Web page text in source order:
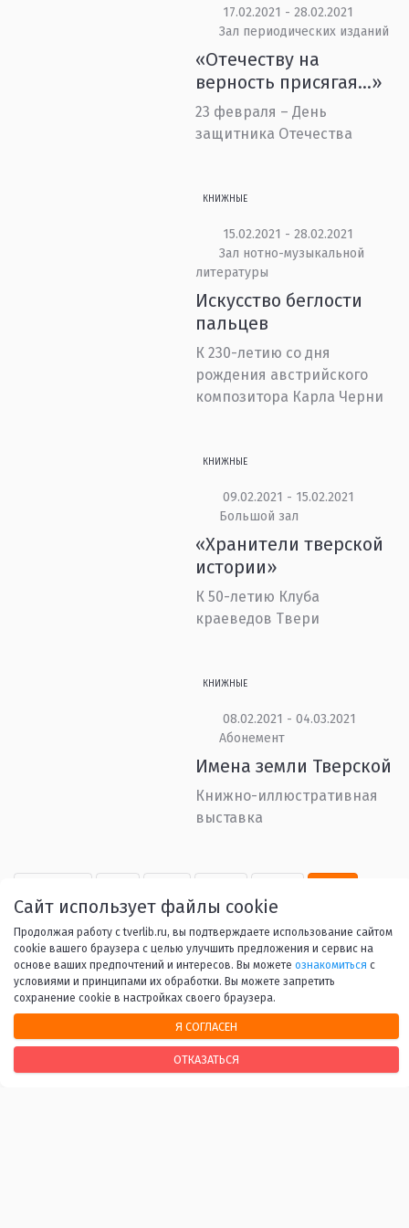
17.02.2021 - 28.02.2021
Зал периодических изданий
«Отечеству на
верность присягая...»
23 февраля – День
защитника Отечества
КНИЖНЫЕ
15.02.2021 - 28.02.2021
Зал нотно-музыкальной
литературы
Искусство беглости
пальцев
К 230-летию со дня
рождения австрийского
композитора Карла Черни
КНИЖНЫЕ
09.02.2021 - 15.02.2021
Большой зал
«Хранители тверской
истории»
К 50-летию Клуба
краеведов Твери
КНИЖНЫЕ
08.02.2021 - 04.03.2021
Абонемент
Имена земли Тверской
Книжно-иллюстративная
выставка
42 43 ... 53 Вперед
НАШИ КОНТАКТЫ
Сайт использует файлы cookie
Продолжая работу с tverlib.ru, вы подтверждаете использование сайтом
cookie вашего браузера с целью улучшить предложения и сервис на
основе ваших предпочтений и интересов. Вы можете ознакомиться с
условиями и принципами их обработки. Вы можете запретить
сохранение cookie в настройках своего браузера.
Я СОГЛАСЕН
ОТКАЗАТЬСЯ